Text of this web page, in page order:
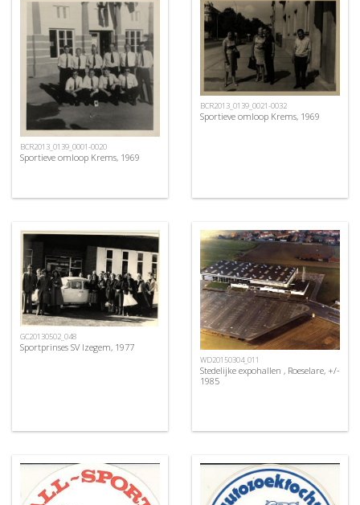
BCR2013_0139_0001-0020
Sportieve omloop Krems, 1969
BCR2013_0139_0021-0032
Sportieve omloop Krems, 1969
GC20130502_048
Sportprinses SV Izegem, 1977
WD20150304_011
Stedelijke expohallen , Roeselare, +/-
1985